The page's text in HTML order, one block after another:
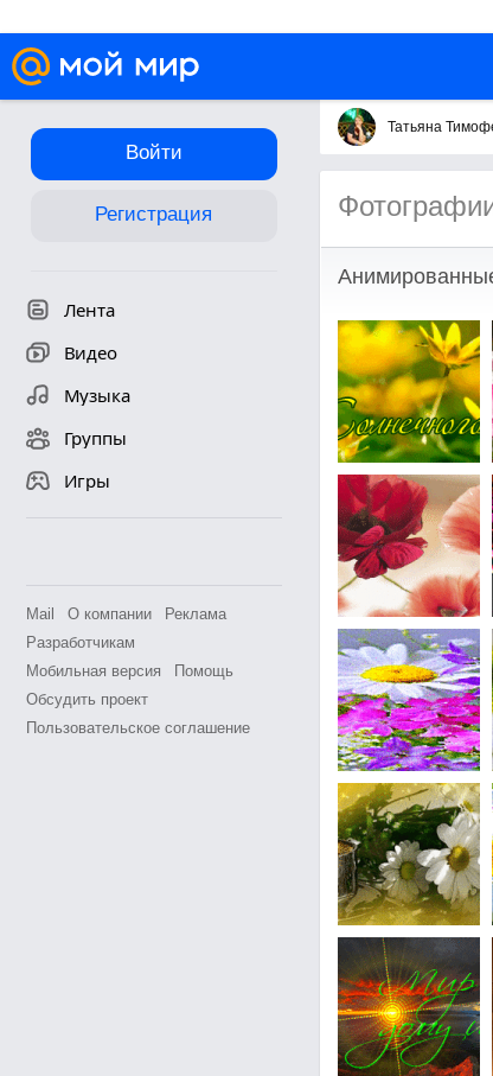
Войти
Регистрация
Лента
Видео
Музыка
Группы
Игры
Mail О компании
Реклама
Разработчикам
Мобильная версия
Помощь
Обсудить проект
Пользовательское соглашение